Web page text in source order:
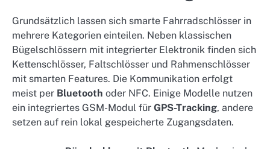
Grundsätzlich lassen sich smarte Fahrradschlösser in
mehrere Kategorien einteilen. Neben klassischen
Bügelschlössern mit integrierter Elektronik finden sich
Kettenschlösser, Faltschlösser und Rahmenschlösser
mit smarten Features. Die Kommunikation erfolgt
meist per Bluetooth oder NFC. Einige Modelle nutzen
ein integriertes GSM-Modul für GPS-Tracking, andere
setzen auf rein lokal gespeicherte Zugangsdaten.